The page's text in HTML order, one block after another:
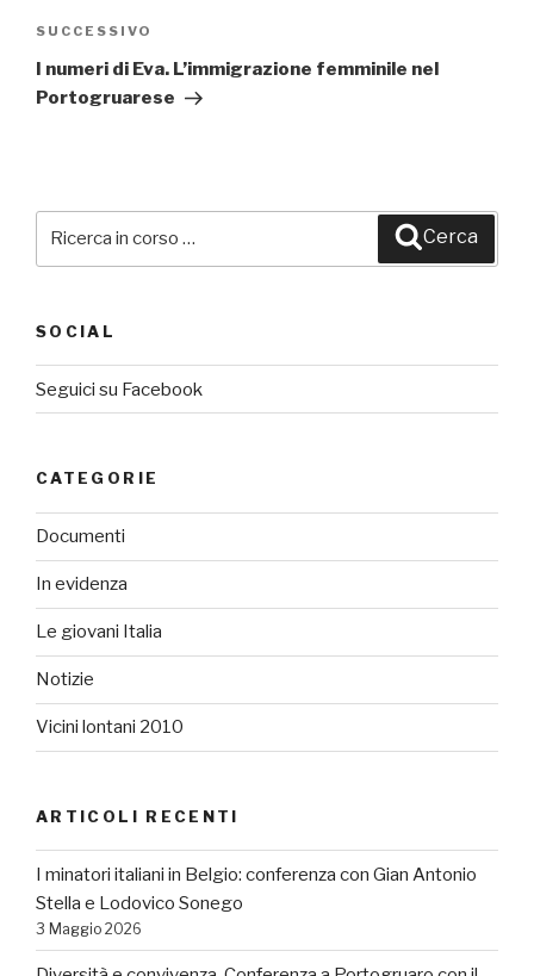
Articolo
successivo
SUCCESSIVO
I numeri di Eva. L’immigrazione femminile nel
Portogruarese
Cerca
SOCIAL
Seguici su Facebook
CATEGORIE
Documenti
In evidenza
Le giovani Italia
Notizie
Vicini lontani 2010
ARTICOLI RECENTI
I minatori italiani in Belgio: conferenza con Gian Antonio
Stella e Lodovico Sonego
3 Maggio 2026